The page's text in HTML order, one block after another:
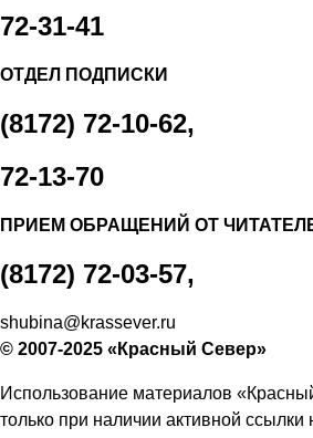
72-31-41
ОТДЕЛ ПОДПИСКИ
(8172) 72-10-62,
72-13-70
ПРИЕМ ОБРАЩЕНИЙ ОТ
(8172) 72-03-57,
shubina@krassever.ru
© 2007-2025 «Красный Север»
Использование материалов
только при наличии активной ссылки